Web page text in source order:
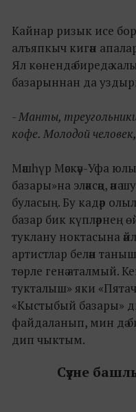
Кайнар ризык исе
алъяпкыч кигән
Ял көнендә биредә
базарыннан да
- Манты,
кофе. Молодой
Мәшһүр Мәскәү-Уфа
базары»на эләксәң, әнә
буласың. Бу кадәр
базар бик күпләрнең
туклану ноктасына
артистлар белән
төрле генә аталмый.
тукталыш» яки
«Кыстыбый базары»
файдаланып, мин дә
дип чыктым.
Сүзне